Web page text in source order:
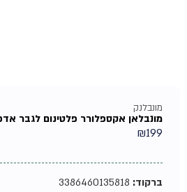
מונבלנק
מונבלאן אקספלורר פלטינום לגבר אדפ 100מל
₪199
ברקוד:3386460135818